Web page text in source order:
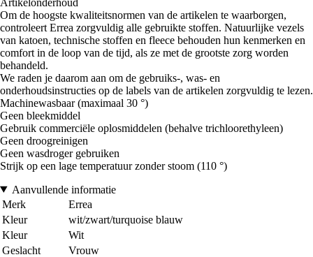
Om de hoogste kwaliteitsnormen van de artikelen te waarborgen,
controleert Errea zorgvuldig alle gebruikte stoffen. Natuurlijke vezels
van katoen, technische stoffen en fleece behouden hun kenmerken en
comfort in de loop van de tijd, als ze met de grootste zorg worden
behandeld.
We raden je daarom aan om de gebruiks-, was- en
onderhoudsinstructies op de labels van de artikelen zorgvuldig te lezen.
Machinewasbaar (maximaal 30 °)
Geen bleekmiddel
Gebruik commerciële oplosmiddelen (behalve trichloorethyleen)
Geen droogreinigen
Geen wasdroger gebruiken
Strijk op een lage temperatuur zonder stoom (110 °)
Aanvullende informatie
Merk
Errea
Kleur
wit/zwart/turquoise blauw
Kleur
Wit
Geslacht
Vrouw